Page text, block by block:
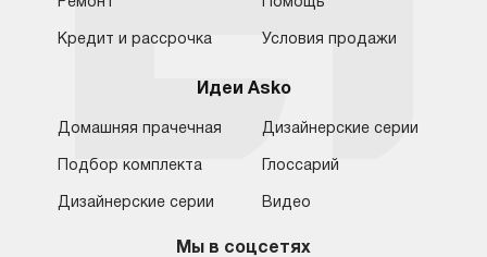
Москва
Москва
8 (800) 555-17-98 8 (495) 646-09-31
Кредит и рассрочка Условия продажи
Идеи Asko
Домашняя прачечная
Подбор комплекта
Дизайнерские серии
Дизайнерские серии
Глоссарий
Видео
Мы в соцсетях